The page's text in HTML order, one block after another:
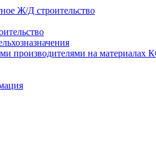
Ж/Д строительство
производителями на материалах